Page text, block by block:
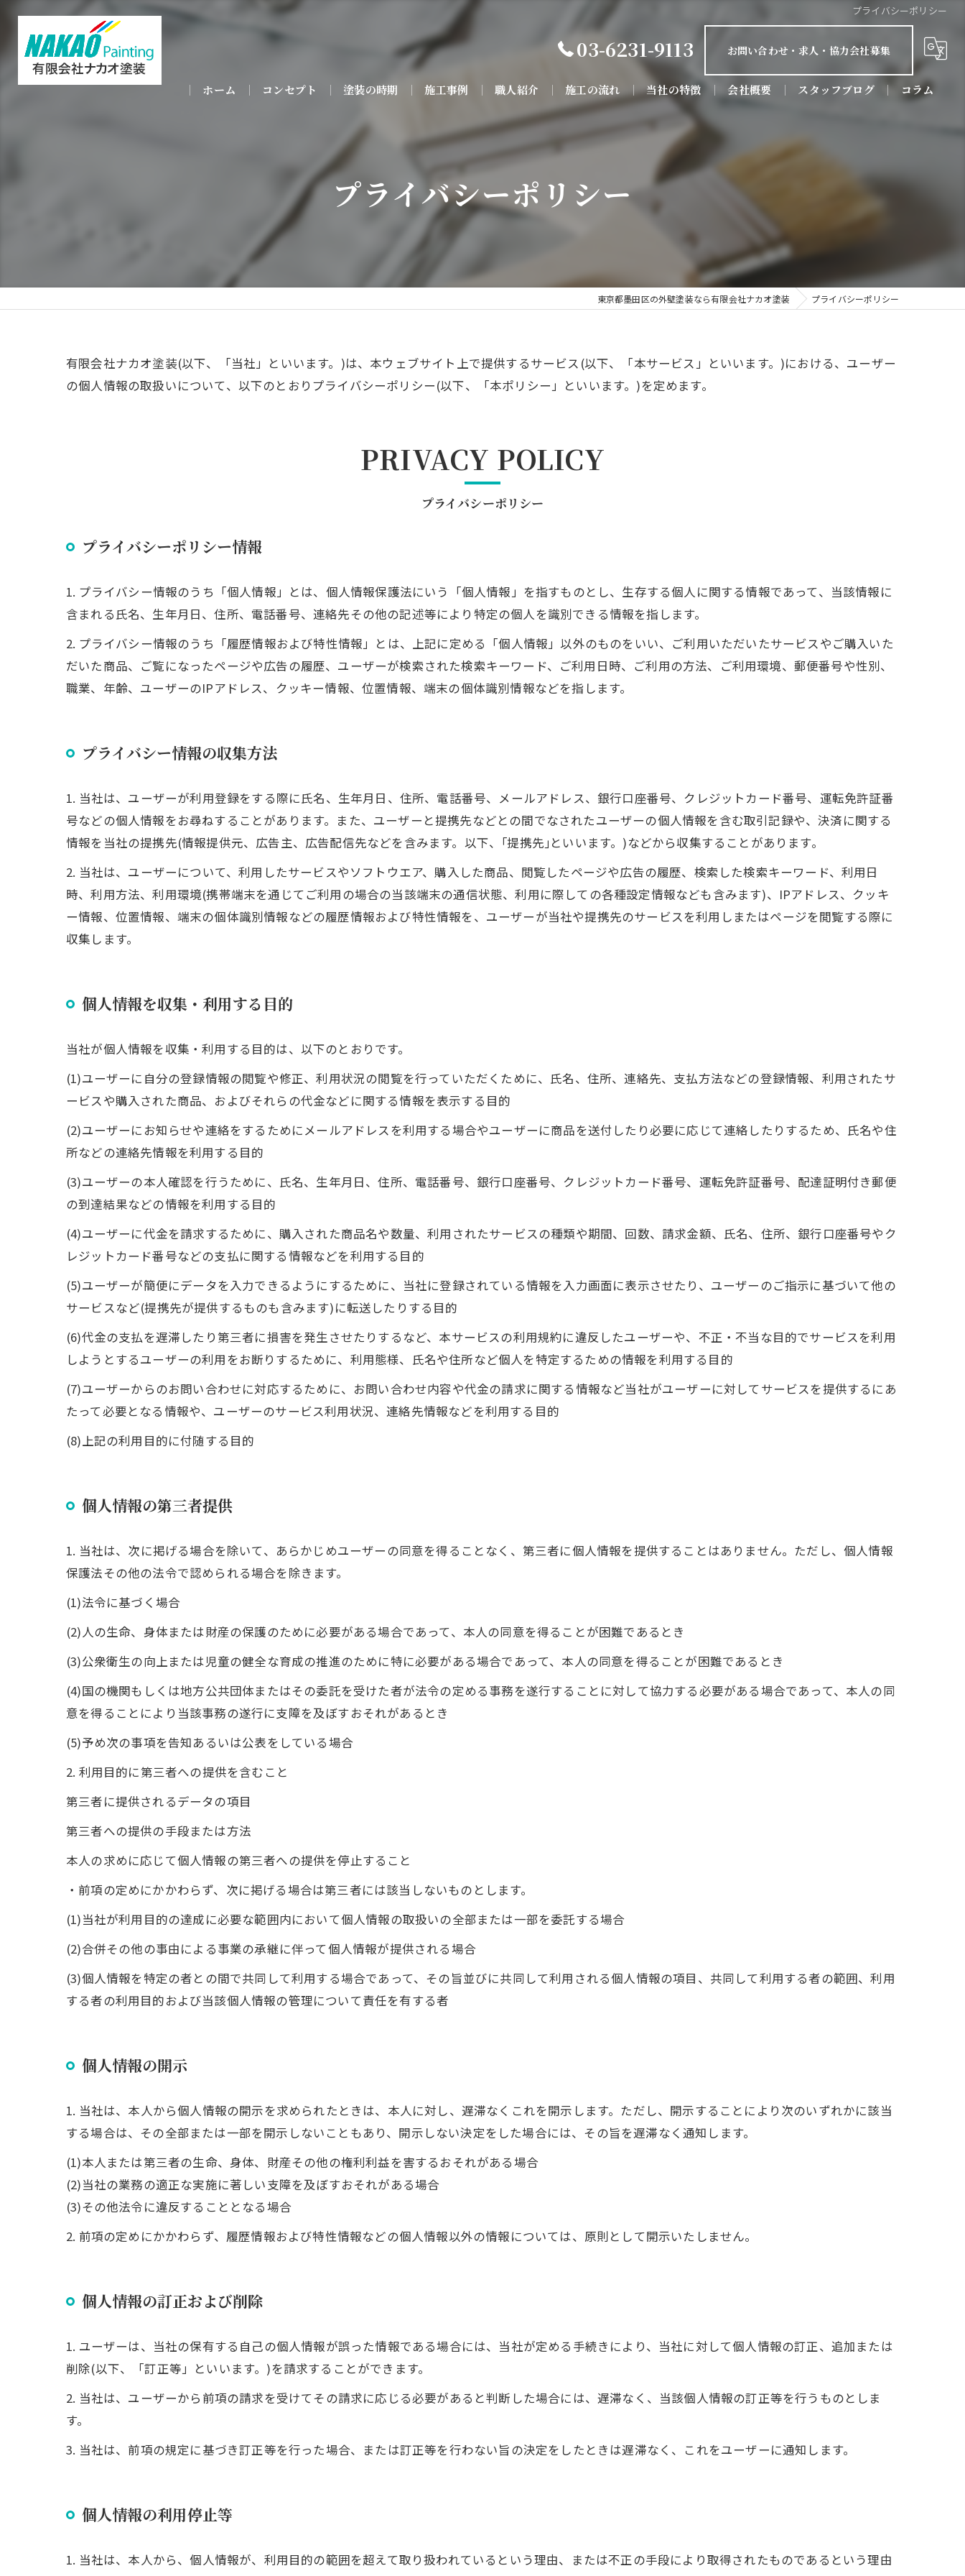
プライバシーポリシー
03-6231-9113 お問い合わせ・求人・協力会社募集
ホーム コンセプト 塗装の時期 施工事例 職人紹介 施工の流れ 当社の特徴
屋根塗装
防水工事
屋根工事
リフォーム
会社概要 スタッフブログ コラム
プライバシーポリシー
東京都墨田区の外壁塗装なら有限会社ナカオ塗装 プライバシーポリシー
有限会社ナカオ塗装(以下、「当社」といいます。)は、本ウェブサイト上で提供するサービス(以下、「本サービス」といいます。)における、ユーザー
の個人情報の取扱いについて、以下のとおりプライバシーポリシー(以下、「本ポリシー」といいます。)を定めます。
プライバシーポリシー
PRIVACY POLICY
プライバシーポリシー情報
1. プライバシー情報のうち「個人情報」とは、個人情報保護法にいう「個人情報」を指すものとし、生存する個人に関する情報であって、当該情報に
含まれる氏名、生年月日、住所、電話番号、連絡先その他の記述等により特定の個人を識別できる情報を指します。
2. プライバシー情報のうち「履歴情報および特性情報」とは、上記に定める「個人情報」以外のものをいい、ご利用いただいたサービスやご購入いた
だいた商品、ご覧になったページや広告の履歴、ユーザーが検索された検索キーワード、ご利用日時、ご利用の方法、ご利用環境、郵便番号や性別、
職業、年齢、ユーザーのIPアドレス、クッキー情報、位置情報、端末の個体識別情報などを指します。
プライバシー情報の収集方法
1. 当社は、ユーザーが利用登録をする際に氏名、生年月日、住所、電話番号、メールアドレス、銀行口座番号、クレジットカード番号、運転免許証番
号などの個人情報をお尋ねすることがあります。また、ユーザーと提携先などとの間でなされたユーザーの個人情報を含む取引記録や、決済に関する
情報を当社の提携先(情報提供元、広告主、広告配信先などを含みます。以下、｢提携先｣といいます。)などから収集することがあります。
2. 当社は、ユーザーについて、利用したサービスやソフトウエア、購入した商品、閲覧したページや広告の履歴、検索した検索キーワード、利用日
時、利用方法、利用環境(携帯端末を通じてご利用の場合の当該端末の通信状態、利用に際しての各種設定情報なども含みます)、IPアドレス、クッキ
ー情報、位置情報、端末の個体識別情報などの履歴情報および特性情報を、ユーザーが当社や提携先のサービスを利用しまたはページを閲覧する際に
収集します。
個人情報を収集・利用する目的
当社が個人情報を収集・利用する目的は、以下のとおりです。
(1)ユーザーに自分の登録情報の閲覧や修正、利用状況の閲覧を行っていただくために、氏名、住所、連絡先、支払方法などの登録情報、利用されたサ
ービスや購入された商品、およびそれらの代金などに関する情報を表示する目的
(2)ユーザーにお知らせや連絡をするためにメールアドレスを利用する場合やユーザーに商品を送付したり必要に応じて連絡したりするため、氏名や住
所などの連絡先情報を利用する目的
(3)ユーザーの本人確認を行うために、氏名、生年月日、住所、電話番号、銀行口座番号、クレジットカード番号、運転免許証番号、配達証明付き郵便
の到達結果などの情報を利用する目的
(4)ユーザーに代金を請求するために、購入された商品名や数量、利用されたサービスの種類や期間、回数、請求金額、氏名、住所、銀行口座番号やク
レジットカード番号などの支払に関する情報などを利用する目的
(5)ユーザーが簡便にデータを入力できるようにするために、当社に登録されている情報を入力画面に表示させたり、ユーザーのご指示に基づいて他の
サービスなど(提携先が提供するものも含みます)に転送したりする目的
(6)代金の支払を遅滞したり第三者に損害を発生させたりするなど、本サービスの利用規約に違反したユーザーや、不正・不当な目的でサービスを利用
しようとするユーザーの利用をお断りするために、利用態様、氏名や住所など個人を特定するための情報を利用する目的
(7)ユーザーからのお問い合わせに対応するために、お問い合わせ内容や代金の請求に関する情報など当社がユーザーに対してサービスを提供するにあ
たって必要となる情報や、ユーザーのサービス利用状況、連絡先情報などを利用する目的
(8)上記の利用目的に付随する目的
個人情報の第三者提供
1. 当社は、次に掲げる場合を除いて、あらかじめユーザーの同意を得ることなく、第三者に個人情報を提供することはありません。ただし、個人情報
保護法その他の法令で認められる場合を除きます。
(1)法令に基づく場合
(2)人の生命、身体または財産の保護のために必要がある場合であって、本人の同意を得ることが困難であるとき
(3)公衆衛生の向上または児童の健全な育成の推進のために特に必要がある場合であって、本人の同意を得ることが困難であるとき
(4)国の機関もしくは地方公共団体またはその委託を受けた者が法令の定める事務を遂行することに対して協力する必要がある場合であって、本人の同
意を得ることにより当該事務の遂行に支障を及ぼすおそれがあるとき
(5)予め次の事項を告知あるいは公表をしている場合
2. 利用目的に第三者への提供を含むこと
第三者に提供されるデータの項目
第三者への提供の手段または方法
本人の求めに応じて個人情報の第三者への提供を停止すること
・前項の定めにかかわらず、次に掲げる場合は第三者には該当しないものとします。
(1)当社が利用目的の達成に必要な範囲内において個人情報の取扱いの全部または一部を委託する場合
(2)合併その他の事由による事業の承継に伴って個人情報が提供される場合
(3)個人情報を特定の者との間で共同して利用する場合であって、その旨並びに共同して利用される個人情報の項目、共同して利用する者の範囲、利用
する者の利用目的および当該個人情報の管理について責任を有する者
個人情報の開示
1. 当社は、本人から個人情報の開示を求められたときは、本人に対し、遅滞なくこれを開示します。ただし、開示することにより次のいずれかに該当
する場合は、その全部または一部を開示しないこともあり、開示しない決定をした場合には、その旨を遅滞なく通知します。
(1)本人または第三者の生命、身体、財産その他の権利利益を害するおそれがある場合
(2)当社の業務の適正な実施に著しい支障を及ぼすおそれがある場合
(3)その他法令に違反することとなる場合
2. 前項の定めにかかわらず、履歴情報および特性情報などの個人情報以外の情報については、原則として開示いたしません。
個人情報の訂正および削除
1. ユーザーは、当社の保有する自己の個人情報が誤った情報である場合には、当社が定める手続きにより、当社に対して個人情報の訂正、追加または
削除(以下、「訂正等」といいます。)を請求することができます。
2. 当社は、ユーザーから前項の請求を受けてその請求に応じる必要があると判断した場合には、遅滞なく、当該個人情報の訂正等を行うものとしま
す。
3. 当社は、前項の規定に基づき訂正等を行った場合、または訂正等を行わない旨の決定をしたときは遅滞なく、これをユーザーに通知します。
個人情報の利用停止等
1. 当社は、本人から、個人情報が、利用目的の範囲を超えて取り扱われているという理由、または不正の手段により取得されたものであるという理由